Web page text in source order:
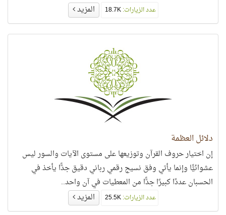
عدد الزيارات:18.7K المزيد
دلائل العظمة
إن اختيار حروف القرآن وتوزيعها على مستوى الآيات والسور ليس
عشوائيًّا وإنما يأتي وفق نسيج رقمي رباني دقيق جدًّا يأخذ في
الحسبان عددًا كبيرًا جدًّا من المعطيات في آن واحد..
عدد الزيارات:25.5K المزيد